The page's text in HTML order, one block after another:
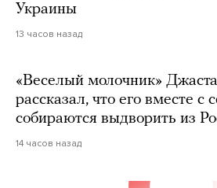
Украины
13 часов назад
«Веселый молочник»
рассказал, что его вместе с
собираются выдворить из
14 часов назад